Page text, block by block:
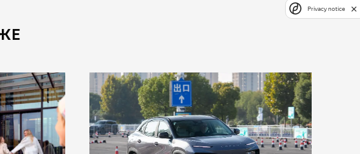
Privacy notice